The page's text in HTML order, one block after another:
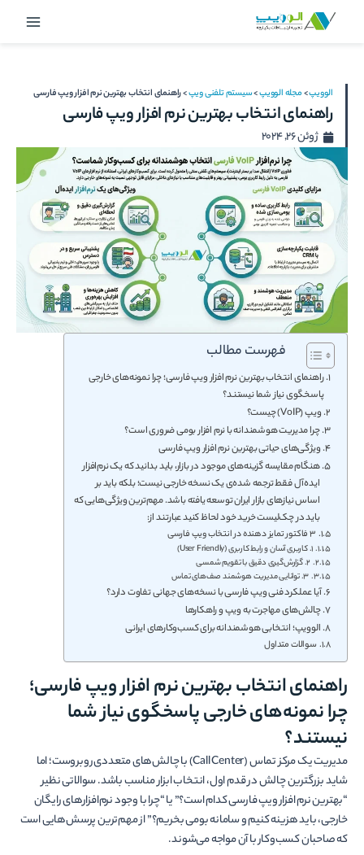
Main
الوویپ>مجله الوویپ>سیستم تلفنی ویپ>راهنمای انتخاب بهترین نرم افزار ویپ فارسی
راهنمای انتخاب بهترین نرم افزار ویپ فارسی
ژوئن 26, 2024
فهرست مطالب
راهنمای انتخاب بهترین نرم افزار ویپ فارسی؛ چرا نمونه‌های خارجی
پاسخگوی نیاز شما نیستند؟
ویپ (VoIP) چیست؟
چرا مدیریت هوشمندانه با نرم افزار بومی ضروری است؟
ویژگی‌های حیاتی بهترین نرم افزار ویپ فارسی
هنگام مقایسه گزینه‌های موجود در بازار، باید بدانید که یک نرم‌افزار
ایده‌آل فقط ترجمه شده‌ی یک نسخه خارجی نیست؛ بلکه باید بر
اساس نیازهای بازار ایران توسعه یافته باشد. مهم‌ترین ویژگی‌هایی که
باید در چک‌لیست خرید خود لحاظ کنید عبارتند از:
۳ فاکتور تمایز دهنده در انتخاب ویپ فارسی
۱. کاربری آسان و رابط کاربری (User Friendly)
۲. گزارش‌گیری دقیق با تقویم شمسی
۳. توانایی مدیریت هوشمند صف‌های تماس
آیا عملکرد فنی ویپ فارسی با نسخه‌های جهانی تفاوت دارد؟
چالش‌های مهاجرت به ویپ و راهکارها
الوویپ؛ انتخابی هوشمندانه برای کسب‌وکارهای ایرانی
سوالات متداول
راهنمای انتخاب بهترین نرم افزار ویپ فارسی؛
چرا نمونه‌های خارجی پاسخگوی نیاز شما
نیستند؟
مدیریت یک مرکز تماس (Call Center) با چالش‌های متعددی روبروست؛ اما
شاید بزرگترین چالش در قدم اول، انتخاب ابزار مناسب باشد. سوالاتی نظیر
“بهترین نرم افزار ویپ فارسی کدام است؟” یا “چرا با وجود نرم‌افزارهای رایگان
خارجی، باید هزینه کنیم و سامانه بومی بخریم؟” از مهم‌ترین پرسش‌هایی است
که صاحبان کسب‌وکار با آن مواجه می‌شوند.